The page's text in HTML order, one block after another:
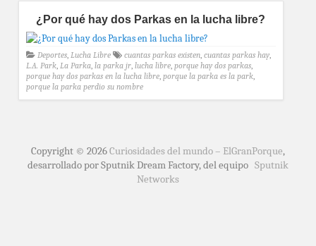
¿Por qué hay dos Parkas en la lucha libre?
Deportes, Lucha Libre cuantas parkas existen, cuantas parkas hay,
L.A. Park, La Parka, la parka jr, lucha libre, porque hay dos parkas,
porque hay dos parkas en la lucha libre, porque la parka es la park,
porque la parka perdio su nombre
Copyright © 2026Curiosidades del mundo – ElGranPorque,
desarrollado por Sputnik Dream Factory, del equipo Sputnik
Networks